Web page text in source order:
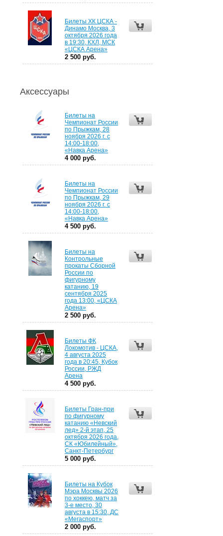
Билеты ХК ЦСКА -
Динамо Москва, 3
октября 2026 года
в 19:30, КХЛ, МСК
«ЦСКА Арена»
2 500 руб.
Аксессуары
Билеты на
Чемпионат России
по Прыжкам, 28
ноября 2026 г. с
14:00-18:00,
«Навка Арена»
4 000 руб.
Билеты на
Чемпионат России
по Прыжкам, 29
ноября 2026 г. с
14:00-18:00,
«Навка Арена»
4 500 руб.
Билеты на
Контрольные
прокаты Сборной
России по
фигурному
катанию, 19
сентября 2025
года 13:00, «ЦСКА
Арена»
2 500 руб.
Билеты ФК
Локомотив - ЦСКА,
4 августа 2025
года в 20:45, Кубок
России, РЖД
Арена
4 500 руб.
Билеты Гран-при
по фигурному
катанию «Невский
лед» 2-й этап, 25
октября 2026 года,
СК «Юбилейный»,
Санкт-Петербург
5 000 руб.
Билеты на Кубок
Мэра Москвы 2026
по хоккею, матч за
3-е место, 30
августа в 15:30, ДС
«Мегаспорт»
2 000 руб.